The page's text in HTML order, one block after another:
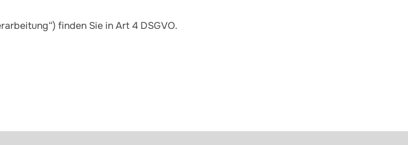
finden Sie in Art 4 DSGVO.